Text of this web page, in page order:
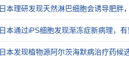
日本理研发现天然淋巴细胞会诱导肥胖
日本通过iPS细胞发现渐冻症新病理，
日本发现植物源阿尔茨海默病治疗药候